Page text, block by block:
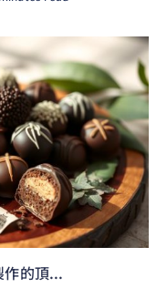
作的頂...